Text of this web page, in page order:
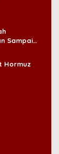
Sampai
Hormuz